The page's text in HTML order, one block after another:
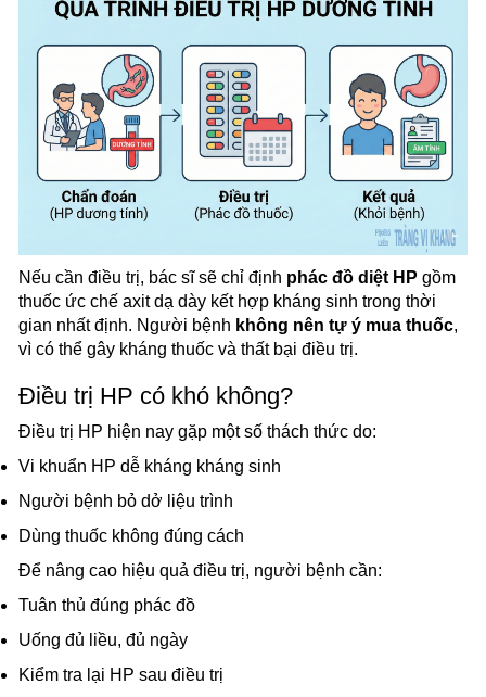
Nếu cần điều trị, bác sĩ sẽ chỉ định phác đồ diệt HP gồm
thuốc ức chế axit dạ dày kết hợp kháng sinh trong thời
gian nhất định. Người bệnh không nên tự ý mua thuốc,
vì có thể gây kháng thuốc và thất bại điều trị.
Điều trị HP có khó không?
Điều trị HP hiện nay gặp một số thách thức do:
Vi khuẩn HP dễ kháng kháng sinh
Người bệnh bỏ dở liệu trình
Dùng thuốc không đúng cách
Để nâng cao hiệu quả điều trị, người bệnh cần:
Tuân thủ đúng phác đồ
Uống đủ liều, đủ ngày
Kiểm tra lại HP sau điều trị